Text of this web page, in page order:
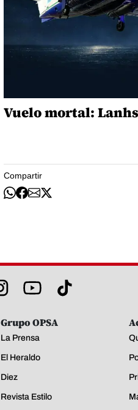
Vuelo mortal:
Compartir
Grupo OPSA
La Prensa
El Heraldo
Diez
Revista Estilo